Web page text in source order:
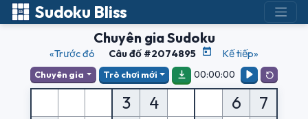
Sudoku Bliss
Chuyên gia Sudoku
«Trước đó Câu đố #2074895 Kế tiếp»
Chuyên gia Trò chơi mới 00:00:00
3 4 6
7